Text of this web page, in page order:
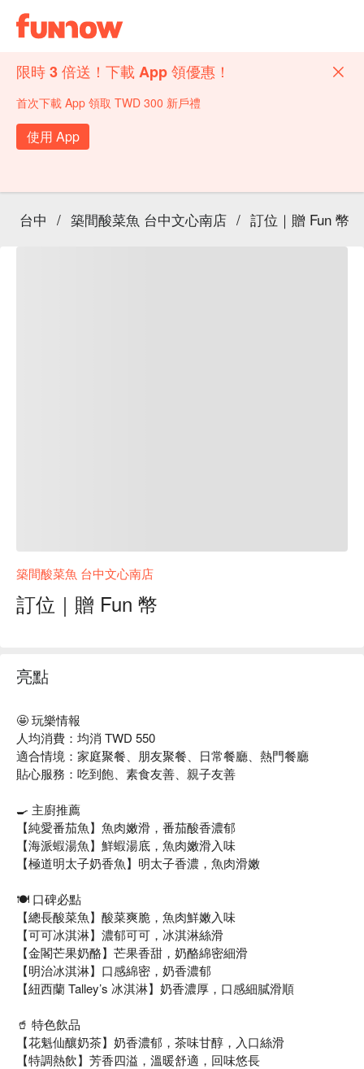
限時 3 倍送！下載 App 領優惠！
首次下載 App 領取 TWD 300 新戶禮
使用 App
台中 / 築間酸菜魚 台中文心南店 / 訂位｜贈 Fun 幣
築間酸菜魚 台中文心南店
訂位｜贈 Fun 幣
亮點
🤩 玩樂情報
人均消費：均消 TWD 550
適合情境：家庭聚餐、朋友聚餐、日常餐廳、熱門餐廳
貼心服務：吃到飽、素食友善、親子友善
🍳 主廚推薦
【純愛番茄魚】魚肉嫩滑，番茄酸香濃郁
【海派蝦湯魚】鮮蝦湯底，魚肉嫩滑入味
【極道明太子奶香魚】明太子香濃，魚肉滑嫩
🍽️ 口碑必點
【總長酸菜魚】酸菜爽脆，魚肉鮮嫩入味
【可可冰淇淋】濃郁可可，冰淇淋絲滑
【金閣芒果奶酪】芒果香甜，奶酪綿密細滑
【明治冰淇淋】口感綿密，奶香濃郁
【紐西蘭 Talley’s 冰淇淋】奶香濃厚，口感細膩滑順
🥤 特色飲品
【花魁仙釀奶茶】奶香濃郁，茶味甘醇，入口絲滑
【特調熱飲】芳香四溢，溫暖舒適，回味悠長